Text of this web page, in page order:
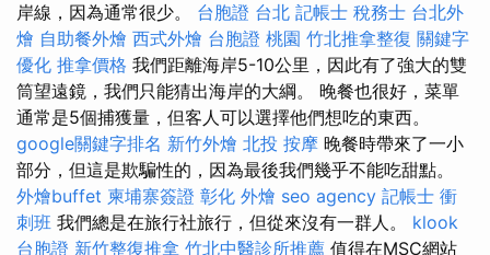
岸線，因為通常很少。 台胞證 台北 記帳士 稅務士 台北外
燴 自助餐外燴 西式外燴 台胞證 桃園 竹北推拿整復 關鍵字
優化 推拿價格 我們距離海岸5-10公里，因此有了強大的雙
筒望遠鏡，我們只能猜出海岸的大綱。 晚餐也很好，菜單
通常是5個捕獲量，但客人可以選擇他們想吃的東西。
google關鍵字排名 新竹外燴 北投 按摩 晚餐時帶來了一小
部分，但這是欺騙性的，因為最後我們幾乎不能吃甜點。
外燴buffet 柬埔寨簽證 彰化 外燴 seo agency 記帳士 衝
刺班 我們總是在旅行社旅行，但從來沒有一群人。 klook
台胞證 新竹整復推拿 竹北中醫診所推薦 值得在MSC網站